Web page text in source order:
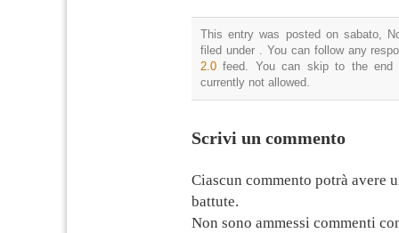
This entry was posted on sabato,
filed under . You can follow any
2.0 feed. You can skip to the end
currently not allowed.
Scrivi un commento
Ciascun commento potrà avere
battute.
Non sono ammessi commenti